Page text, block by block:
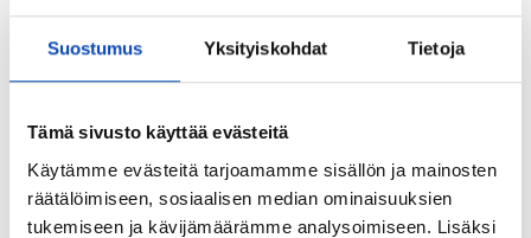
Suostumus Yksityiskohdat Tietoja
Tämä sivusto käyttää evästeitä
Käytämme evästeitä tarjoamamme sisällön ja mainosten
räätälöimiseen, sosiaalisen median ominaisuuksien
tukemiseen ja kävijämäärämme analysoimiseen. Lisäksi
ostajille.
Tee ostotoimeksianto ja etsimme juuri
Ostotoimeksiantopalvelumme sopii myös esimerkiksi
sijoitus- ja vapaa-ajan asuntojen ostoon.